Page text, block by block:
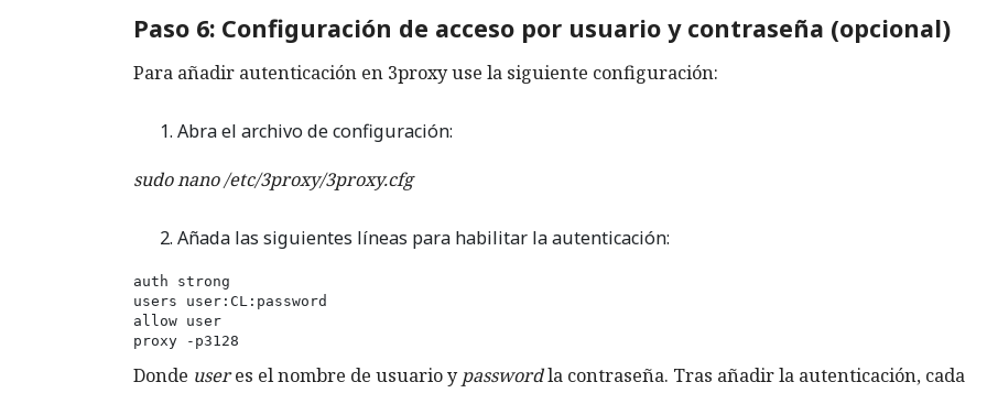
Paso 6: Configuración de acceso por usuario y contraseña (opcional)
Para añadir autenticación en 3proxy use la siguiente configuración:
Abra el archivo de configuración:
sudo nano /etc/3proxy/3proxy.cfg
Añada las siguientes líneas para habilitar la autenticación:
auth strong
users user:CL:password
allow user
proxy -p3128
Donde useres el nombre de usuario ypasswordla contraseña. Tras añadir la autenticación, cada